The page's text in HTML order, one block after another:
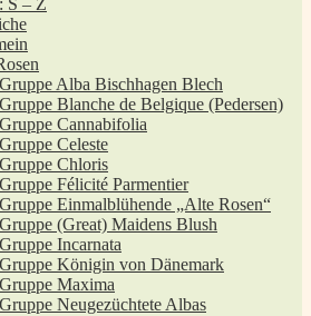
S – Z
Gruppe Alba Bischhagen Blech
Gruppe Blanche de Belgique (Pedersen)
Gruppe Cannabifolia
Gruppe Celeste
Gruppe Chloris
Gruppe Félicité Parmentier
Gruppe Einmalblühende „Alte Rosen“
Gruppe (Great) Maidens Blush
Gruppe Incarnata
Gruppe Königin von Dänemark
Gruppe Maxima
Gruppe Neugezüchtete Albas